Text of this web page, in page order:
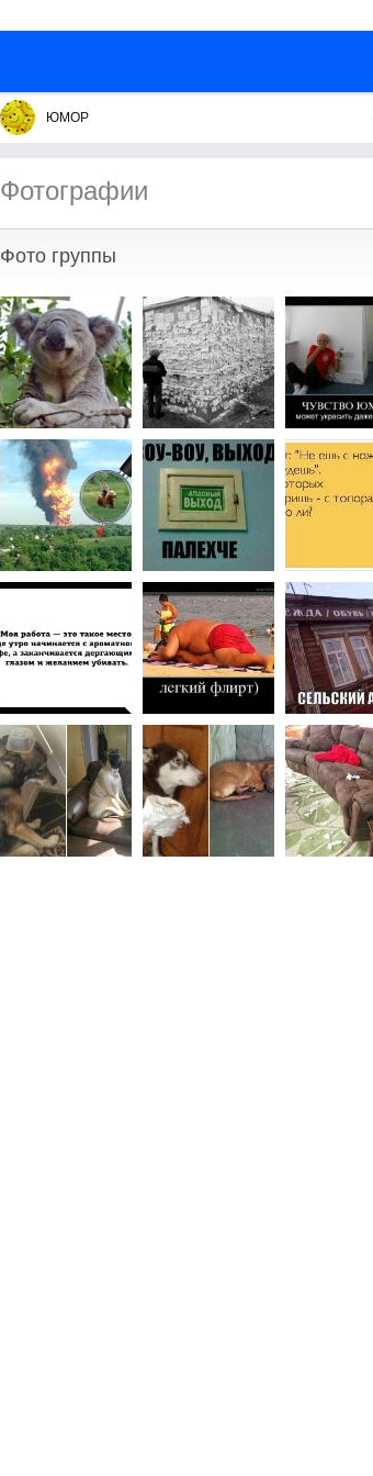
ЮМОР
Фотографии
Фото группы